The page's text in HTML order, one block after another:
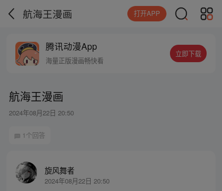
航海王漫画 打开APP
腾讯动漫App
海量正版漫画畅快看
立即下载
航海王漫画
2024年08月22日 20:50
1个回答
旋风舞者
2024年08月22日 20:50